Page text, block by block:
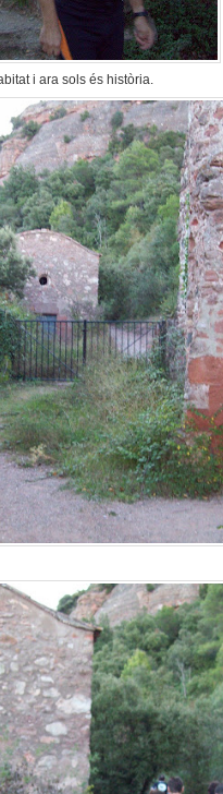
i ara sols és història.